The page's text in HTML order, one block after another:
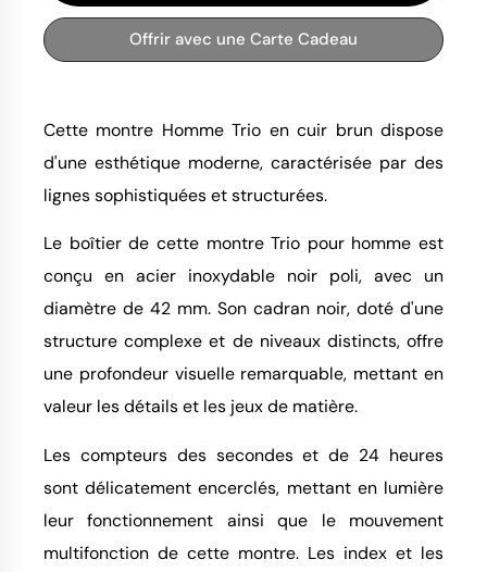
Offrir avec une Carte Cadeau
Cette montre Homme Trio en cuir brun dispose
d'une esthétique moderne, caractérisée par des
lignes sophistiquées et structurées.
Le boîtier de cette montre Trio pour homme est
conçu en acier inoxydable noir poli, avec un
diamètre de 42 mm. Son cadran noir, doté d'une
structure complexe et de niveaux distincts, offre
une profondeur visuelle remarquable, mettant en
valeur les détails et les jeux de matière.
Les compteurs des secondes et de 24 heures
sont délicatement encerclés, mettant en lumière
leur fonctionnement ainsi que le mouvement
multifonction de cette montre. Les index et les